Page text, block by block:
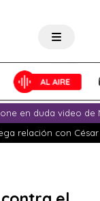
en duda video de
relación con